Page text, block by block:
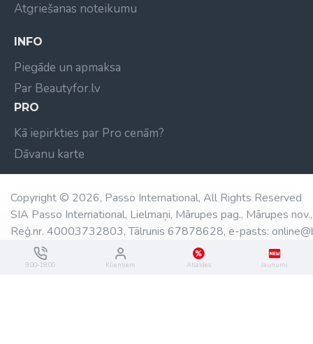
Atgriešanas noteikumu
INFO
Piegāde un apmaksa
Par Beautyfor.lv
PRO
Kā iepirkties par Pro cenām?
Dāvanu karte
Copyright © 2026, Passo International, All Rights Reserved
SIA Passo International, Lielmaņi, Mārupes pag., Mārupes
Reģ.nr. 40003732803, Tālrunis 67878628, e-pasts:
9:00-18:00 Klientiem Atlaides Jaunumi